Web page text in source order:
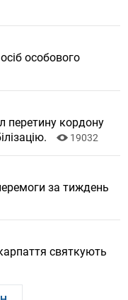
особового
перетину кордону
19032
за тиждень
святкують